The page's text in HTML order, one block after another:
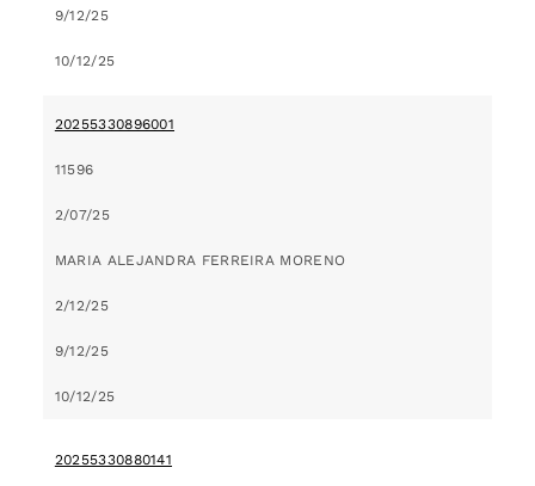
9/12/25
10/12/25
20255330896001
11596
2/07/25
MARIA ALEJANDRA FERREIRA MORENO
2/12/25
9/12/25
10/12/25
20255330880141